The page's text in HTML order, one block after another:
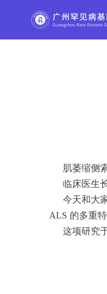
肌萎缩侧
临床医生
今天和大
ALS 的多重特
这项研究